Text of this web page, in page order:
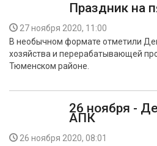
КУЛЬТУРА
БЕЗОПАСНОСТЬ
Праздник на
27 ноября 2020, 11:00
В необычном формате отметили
хозяйства и перерабатывающей
Тюменском районе.
26 ноября -
АПК
26 ноября 2020, 08:01